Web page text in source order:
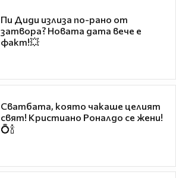
Пи Диди излиза по-рано от
затвора? Новата дата вече е
факт!💥
Сватбата, която чакаше целият
свят! Кристиано Роналдо се жени!
💍🍾